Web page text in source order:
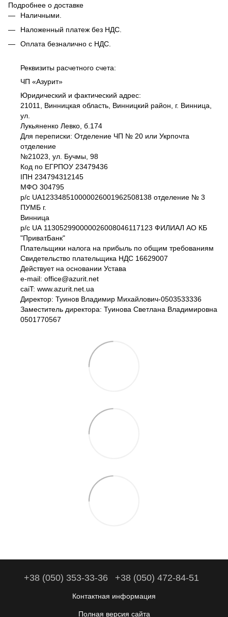
Подробнее о доставке
Наличными.
Наложенный платеж без НДС.
Оплата безналично c НДС.
Реквизиты расчетного счета:
ЧП «Азурит»
Юридический и фактический адрес:
21011, Винницкая область, Винницкий район, г. Винница,
ул.
Лукьяненко Левко, б.174
Для переписки: Отделение ЧП № 20 или Укрпочта
отделение
№21023, ул. Бучмы, 98
Код по ЕГРПОУ 23479436
IПH 234794312145
МФО 304795
р/с UA123348510000026001962508138 отделение № 3
ПУМБ г.
Винница
р/с UА 113052990000026008046117123 ФИЛИАЛ АО КБ
"ПриватБанк"
Плательщики налога на прибыль по общим требованиям
Свидетельство плательщика НДС 16629007
Действует на основании Устава
e-mail: office@azurit.net
caiT: www.azurit.net.ua
Директор: Туинов Владимир Михайлович-0503533336
Заместитель директора: Туинова Светлана Владимировна
0501770567
+38 (050) 353-33-36 +38 (050) 472-84-51
Контактная информация
Полная версия сайта